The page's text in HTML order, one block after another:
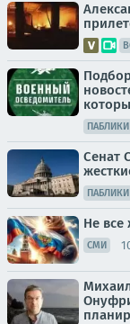
ПАБЛИКИ
Сенат
ПАБЛИКИ
Не все
СМИ